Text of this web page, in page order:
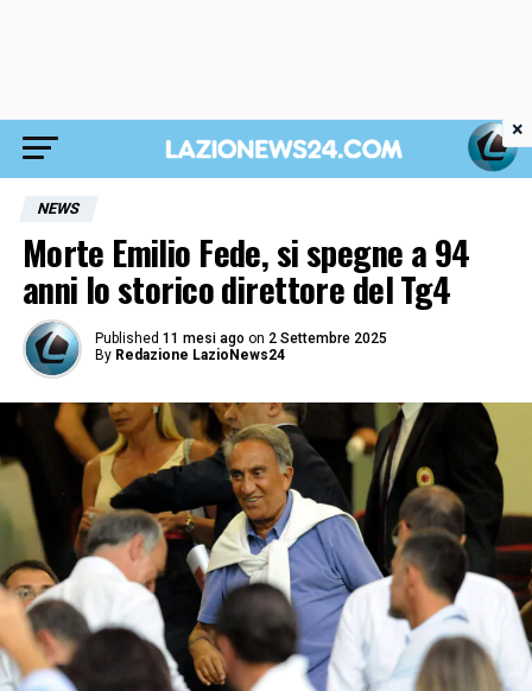
NEWS
Morte Emilio Fede, si spegne a 94
anni lo storico direttore del Tg4
Published 11 mesi ago on 2 Settembre 2025
By Redazione LazioNews24
×